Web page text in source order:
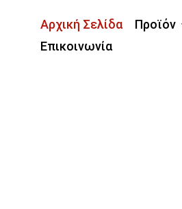
Αρχική Σελίδα Προϊόν
Επικοινωνία